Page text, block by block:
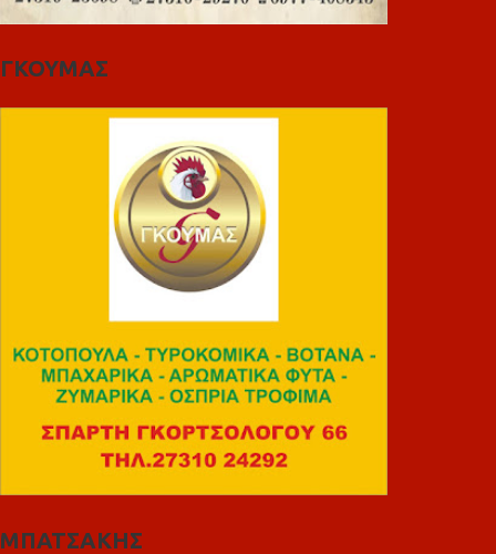
ΓΚΟΥΜΑΣ
ΜΠΑΤΣΑΚΗΣ